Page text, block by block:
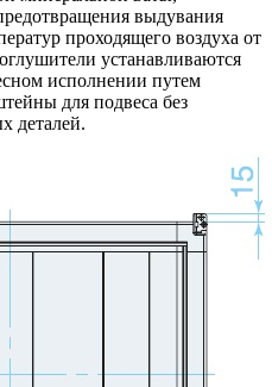
выдувания
проходящего воздуха от
устанавливаются
исполнении путем
для подвеса без
деталей.